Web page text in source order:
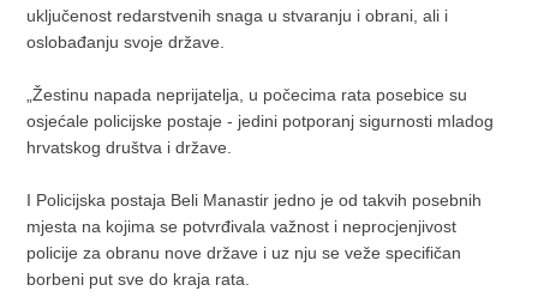
uključenost redarstvenih snaga u stvaranju i obrani, ali i
oslobađanju svoje države.
„Žestinu napada neprijatelja, u počecima rata posebice su
osjećale policijske postaje - jedini potporanj sigurnosti mladog
hrvatskog društva i države.
I Policijska postaja Beli Manastir jedno je od takvih posebnih
mjesta na kojima se potvrđivala važnost i neprocjenjivost
policije za obranu nove države i uz nju se veže specifičan
borbeni put sve do kraja rata.